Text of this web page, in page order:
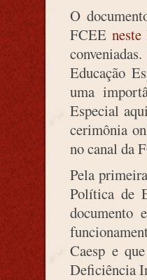
O
FCEE
Educação
uma
Especial
cerimônia
no canal da
Pela
Política de
documento
Caesp e
Deficiência